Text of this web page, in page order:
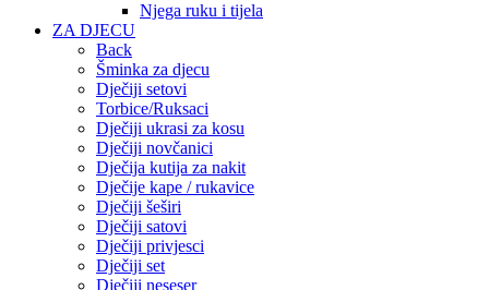
Njega ruku i tijela
ZA DJECU
Back
Šminka za djecu
Dječiji setovi
Torbice/Ruksaci
Dječiji ukrasi za kosu
Dječiji novčanici
Dječija kutija za nakit
Dječije kape / rukavice
Dječiji šeširi
Dječiji satovi
Dječiji privjesci
Dječiji set
Dječiji neseser